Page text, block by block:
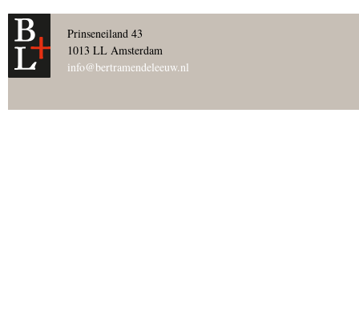
Prinseneiland 43
1013 LL Amsterdam
info@bertramendeleeuw.nl